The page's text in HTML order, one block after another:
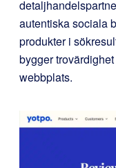
autentiska sociala
produkter i
bygger
webbplats.